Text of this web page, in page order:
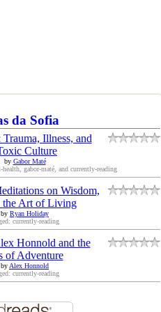
da Sofia
Illness, and
Culture
by Gabor Maté
health, gabor-maté, and currently-reading
on Wisdom,
the Art of Living
by Ryan Holiday
currently-reading
Honnold and the
of Adventure
by Alex Honnold
currently-reading